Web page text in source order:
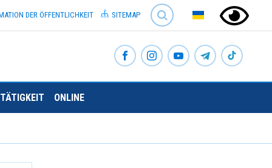
SEARCH
DER ÖFFENTLICHKEIT SITEMAP
ONLINE